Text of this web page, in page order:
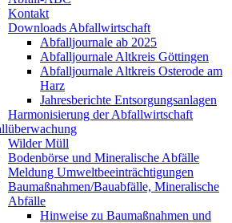
Kontakt
Downloads Abfallwirtschaft
Abfalljournale ab 2025
Abfalljournale Altkreis Göttingen
Abfalljournale Altkreis Osterode am
Harz
Jahresberichte Entsorgungsanlagen
Harmonisierung der Abfallwirtschaft
Wilder Müll
Bodenbörse und Mineralische Abfälle
Meldung Umweltbeeinträchtigungen
Baumaßnahmen/Bauabfälle, Mineralische
Abfälle
Hinweise zu Baumaßnahmen und